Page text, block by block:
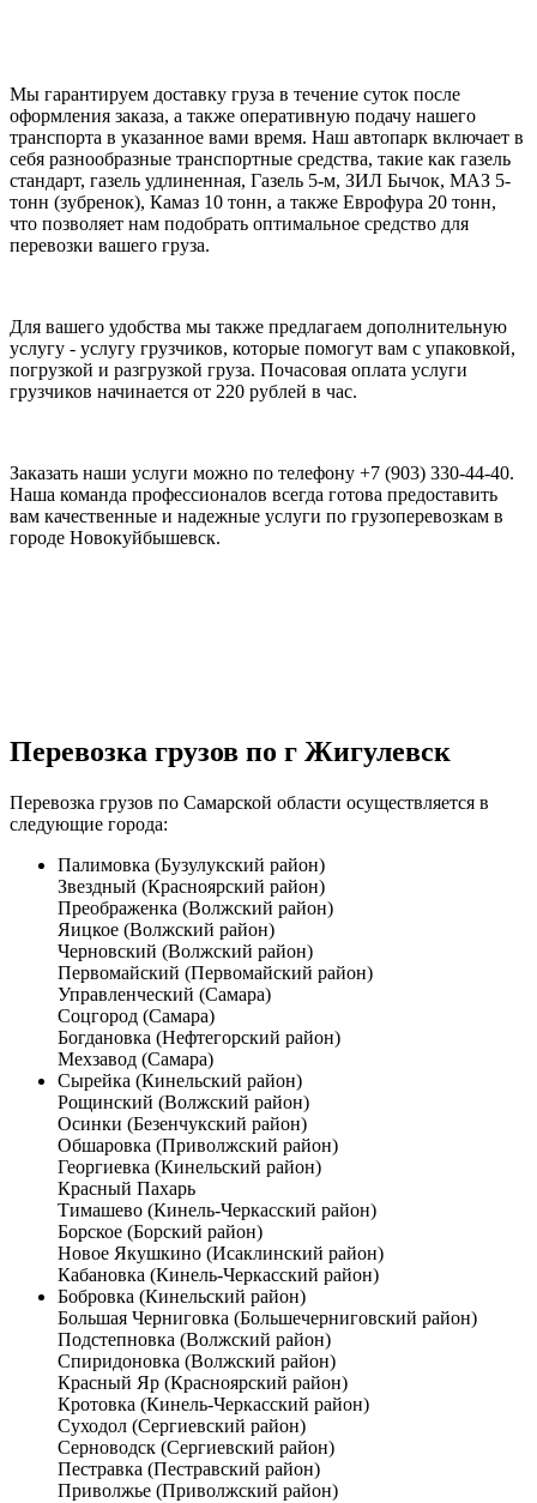
Мы гарантируем доставку груза в течение суток после
оформления заказа, а также оперативную подачу нашего
транспорта в указанное вами время. Наш автопарк включает в
себя разнообразные транспортные средства, такие как газель
стандарт, газель удлиненная, Газель 5-м, ЗИЛ Бычок, МАЗ 5-
тонн (зубренок), Камаз 10 тонн, а также Еврофура 20 тонн,
что позволяет нам подобрать оптимальное средство для
перевозки вашего груза.
Для вашего удобства мы также предлагаем дополнительную
услугу - услугу грузчиков, которые помогут вам с упаковкой,
погрузкой и разгрузкой груза. Почасовая оплата услуги
грузчиков начинается от 220 рублей в час.
Заказать наши услуги можно по телефону +7 (903) 330-44-40.
Наша команда профессионалов всегда готова предоставить
вам качественные и надежные услуги по грузоперевозкам в
городе Новокуйбышевск.
Перевозка грузов по г Жигулевск
Перевозка грузов по Самарской области осуществляется в
следующие города:
Палимовка (Бузулукский район)
Звездный (Красноярский район)
Преображенка (Волжский район)
Яицкое (Волжский район)
Черновский (Волжский район)
Первомайский (Первомайский район)
Управленческий (Самара)
Соцгород (Самара)
Богдановка (Нефтегорский район)
Мехзавод (Самара)
Сырейка (Кинельский район)
Рощинский (Волжский район)
Осинки (Безенчукский район)
Обшаровка (Приволжский район)
Георгиевка (Кинельский район)
Красный Пахарь
Тимашево (Кинель-Черкасский район)
Борское (Борский район)
Новое Якушкино (Исаклинский район)
Кабановка (Кинель-Черкасский район)
Бобровка (Кинельский район)
Большая Черниговка (Большечерниговский район)
Подстепновка (Волжский район)
Спиридоновка (Волжский район)
Красный Яр (Красноярский район)
Кротовка (Кинель-Черкасский район)
Суходол (Сергиевский район)
Серноводск (Сергиевский район)
Пестравка (Пестравский район)
Приволжье (Приволжский район)